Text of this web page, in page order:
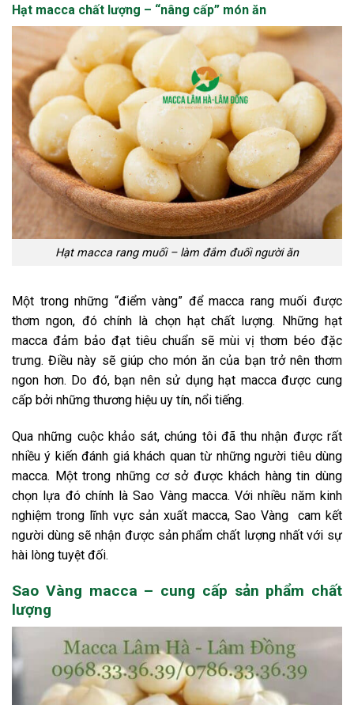
Hạt macca chất lượng – “nâng cấp” món ăn
Hạt macca rang muối – làm đắm đuối người ăn
Một trong những “điểm vàng” để macca rang muối được
thơm ngon, đó chính là chọn hạt chất lượng. Những hạt
macca đảm bảo đạt tiêu chuẩn sẽ mùi vị thơm béo đặc
trưng. Điều này sẽ giúp cho món ăn của bạn trở nên thơm
ngon hơn. Do đó, bạn nên sử dụng hạt macca được cung
cấp bởi những thương hiệu uy tín, nổi tiếng.
Qua những cuộc khảo sát, chúng tôi đã thu nhận được rất
nhiều ý kiến đánh giá khách quan từ những người tiêu dùng
macca. Một trong những cơ sở được khách hàng tin dùng
chọn lựa đó chính là Sao Vàng macca. Với nhiều năm kinh
nghiệm trong lĩnh vực sản xuất macca, Sao Vàng cam kết
người dùng sẽ nhận được sản phẩm chất lượng nhất với sự
hài lòng tuyệt đối.
Sao Vàng macca – cung cấp sản phẩm chất
lượng